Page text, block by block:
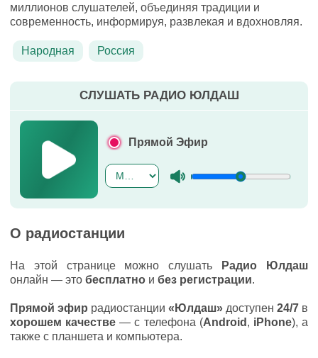
миллионов слушателей, объединяя традиции и
современность, информируя, развлекая и вдохновляя.
Народная Россия
СЛУШАТЬ РАДИО ЮЛДАШ
Прямой Эфир
О радиостанции
На этой странице можно слушать
Радио Юлдаш
онлайн — это бесплатно и без регистрации.
Прямой эфир радиостанции «Юлдаш» доступен 24/7 в
хорошем качестве — с телефона (Android , iPhone), а
также с планшета и компьютера.